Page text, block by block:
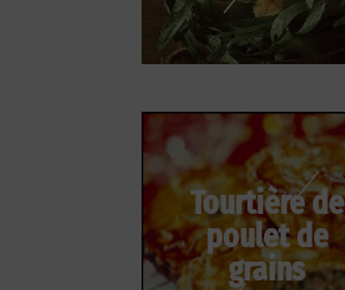
Tourtière de
poulet de
grains